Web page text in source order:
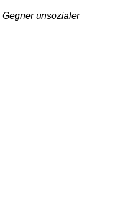
Gegner unsozialer